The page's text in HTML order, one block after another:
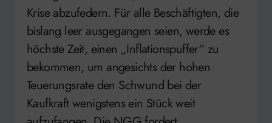
Krise abzufedern. Für alle Beschäftigten, die
bislang leer ausgegangen seien, werde es
höchste Zeit, einen „Inflationspuffer“ zu
bekommen, um angesichts der hohen
Teuerungsrate den Schwund bei der
Kaufkraft wenigstens ein Stück weit